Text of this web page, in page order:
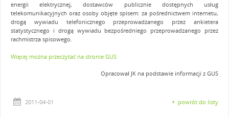
energii elektrycznej, dostawców publicznie dostępnych usług
telekomunikacyjnych oraz osoby objęte spisem: za pośrednictwem internetu,
drogą wywiadu telefonicznego przeprowadzanego przez ankietera
statystycznego i drogą wywiadu bezpośredniego przeprowadzanego przez
rachmistrza spisowego.
Więcej można przeczytać na stronie GUS
Opracował JK na podstawie informacji z GUS
2011-04-01 powrót do listy